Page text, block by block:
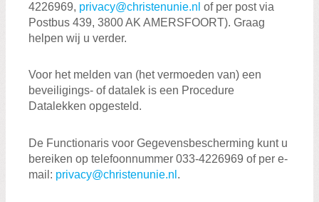
4226969, privacy@christenunie.nl of per post via
Postbus 439, 3800 AK AMERSFOORT). Graag
helpen wij u verder.
Voor het melden van (het vermoeden van) een
beveiligings- of datalek is een Procedure
Datalekken opgesteld.
De Functionaris voor Gegevensbescherming kunt u
bereiken op telefoonnummer 033-4226969 of per e-
mail: privacy@christenunie.nl .